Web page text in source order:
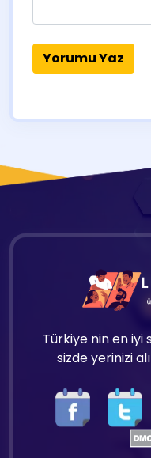
Türkiye nin en
sizde yerinizi